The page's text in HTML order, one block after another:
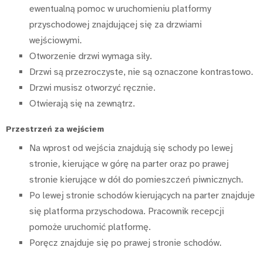
ewentualną pomoc w uruchomieniu platformy
przyschodowej znajdującej się za drzwiami
wejściowymi.
Otworzenie drzwi wymaga siły.
Drzwi są przezroczyste, nie są oznaczone kontrastowo.
Drzwi musisz otworzyć ręcznie.
Otwierają się na zewnątrz.
Przestrzeń za wejściem
Na wprost od wejścia znajdują się schody po lewej
stronie, kierujące w górę na parter oraz po prawej
stronie kierujące w dół do pomieszczeń piwnicznych.
Po lewej stronie schodów kierujących na parter znajduje
się platforma przyschodowa. Pracownik recepcji
pomoże uruchomić platformę.
Poręcz znajduje się po prawej stronie schodów.